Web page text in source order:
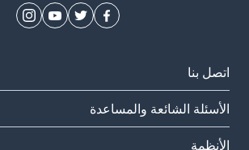
اتصل بنا
الأسئلة الشائعة والمساعدة
الأنظمة